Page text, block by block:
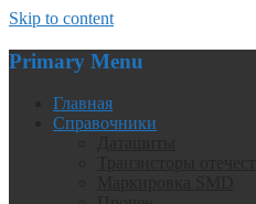
Skip to content
Primary Menu
Главная
Справочники